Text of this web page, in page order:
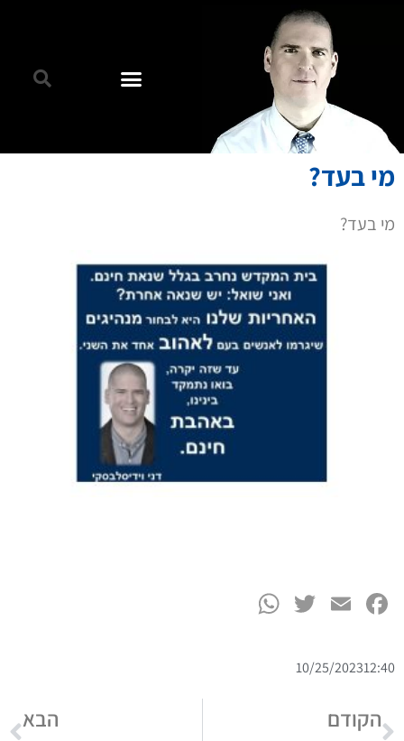
מי בעד?
מי בעד?
Facebook
Email
Twitter
12:40
10/25/2023
הקודם הבא